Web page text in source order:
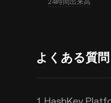
よくある質問